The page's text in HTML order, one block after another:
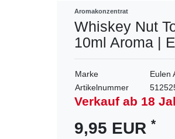
Aromakonzentrat
Whiskey Nut
10ml Aroma |
Marke
Eulen
Artikelnummer
Verkauf ab 18
9,95 EUR *